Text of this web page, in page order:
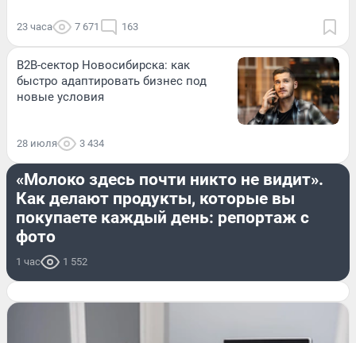
23 часа 7 671 163
B2B-сектор Новосибирска: как
быстро адаптировать бизнес под
новые условия
28 июля 3 434
БИЗНЕС
«Молоко здесь почти никто не видит».
Как делают продукты, которые вы
покупаете каждый день: репортаж с
фото
1 час 1 552